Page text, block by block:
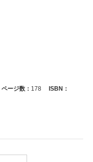
ページ数： 178
ISBN：